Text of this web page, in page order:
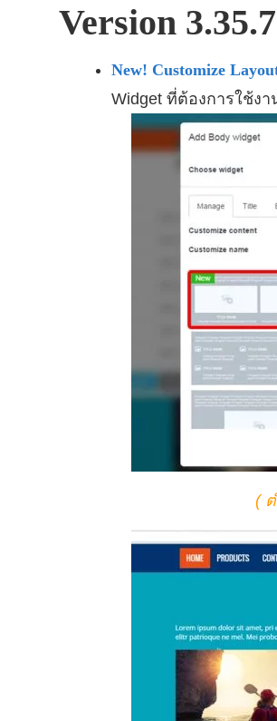
Version
New! Customize
Widget ที่ต้องการใช้ง
(